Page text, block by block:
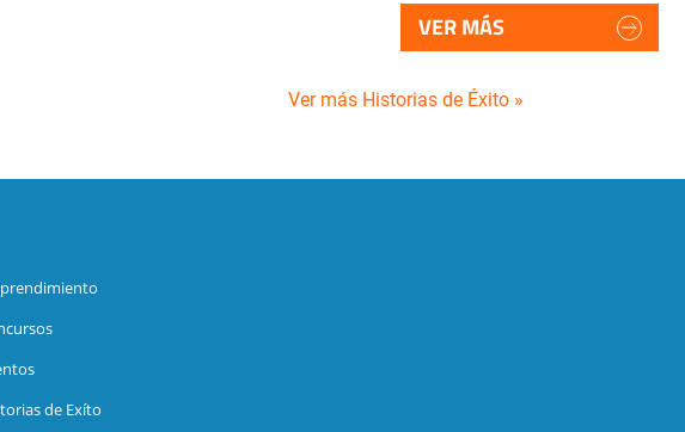
VER MÁS
Ver más Historias de Éxito »
de Exíto